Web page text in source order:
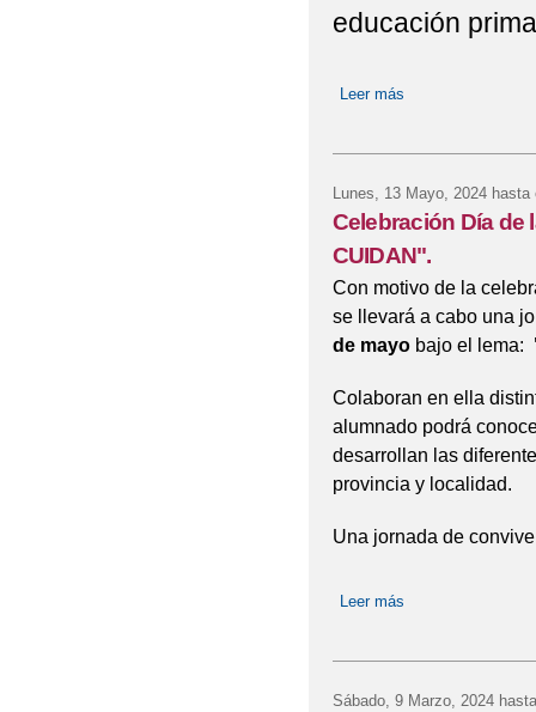
educación
Leer más
Lunes, 13 Mayo, 2024hasta
Celebración Día de
CUIDAN".
Con motivo de la
se llevará a cabo una
de mayobajo el lema:
Colaboran en ella
alumnado podrá
desarrollan las
provincia y localidad.
Una jornada de
Leer más
Sábado, 9 Marzo, 2024